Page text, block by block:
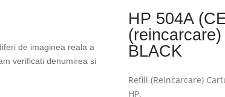
de imaginea reala a
verificati denumirea si
HP 504A
BLACK
Refill (Reincarcare)
HP.